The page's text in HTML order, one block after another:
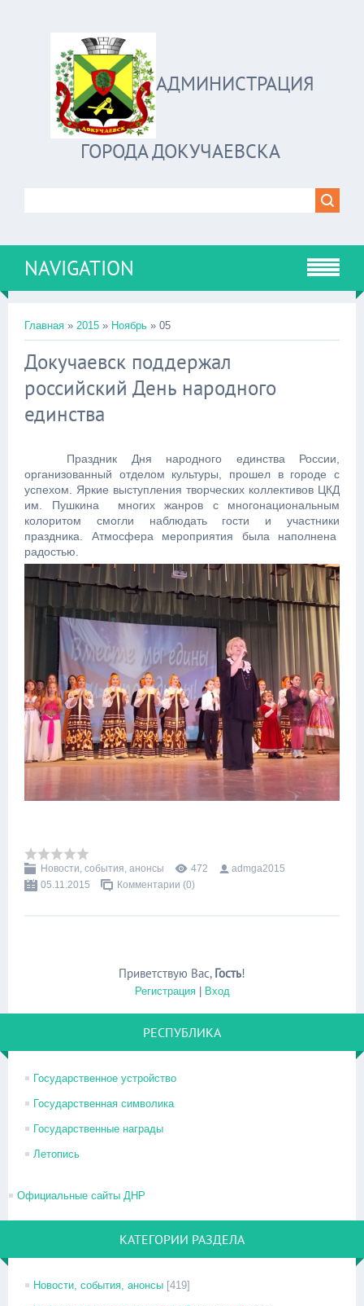
АДМИНИСТРАЦИЯ
ГОРОДА ДОКУЧАЕВСКА
NAVIGATION
Главная » 2015 » Ноябрь » 05
Докучаевск поддержал
российский День народного
единства
Праздник Дня народного единства России,
организованный отделом культуры, прошел в городе с
успехом. Яркие выступления творческих коллективов ЦКД
им. Пушкина многих жанров с многонациональным
колоритом смогли наблюдать гости и участники
праздника. Атмосфера мероприятия была наполнена
радостью.
Новости, события, анонсы 472
admga2015
05.11.2015
Комментарии (0)
Приветствую Вас, Гость!
Регистрация| Вход
РЕСПУБЛИКА
Государственное устройство
Государственная символика
Государственные награды
Летопись
Официальные сайты ДНР
КАТЕГОРИИ РАЗДЕЛА
Новости, события, анонсы [419]